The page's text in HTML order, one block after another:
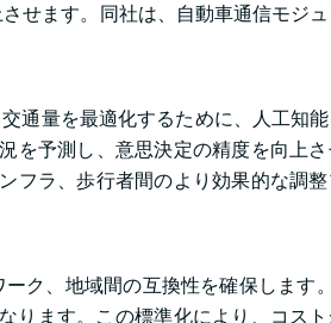
せます。同社は、自動車通信モジ
通量を最適化するために、人工知
を予測し、意思決定の精度を向上
フラ、歩行者間のより効果的な調
ク、地域間の互換性を確保します。
ります。この標準化により、コスト